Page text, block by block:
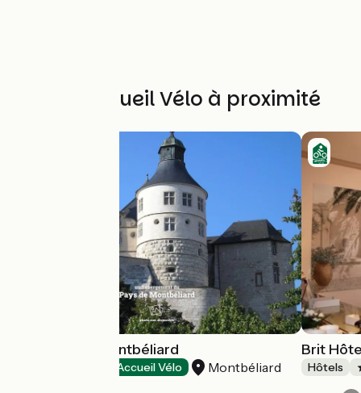
Autres Accueil Vélo à proximité
Greet Hôtel Montbéliard
Accueil Vélo Montbéliard
Brit
Hôtels